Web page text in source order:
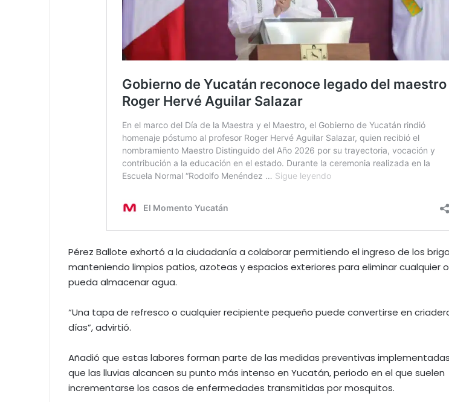
Pérez Ballote exhortó a la ciudadanía a colaborar permitiendo el ingreso de los
manteniendo limpios patios, azoteas y espacios exteriores para eliminar cualquier
pueda almacenar agua.
“Una tapa de refresco o cualquier recipiente pequeño puede convertirse en
días”, advirtió.
Añadió que estas labores forman parte de las medidas preventivas
que las lluvias alcancen su punto más intenso en Yucatán, periodo en el que suelen
incrementarse los casos de enfermedades transmitidas por mosquitos.